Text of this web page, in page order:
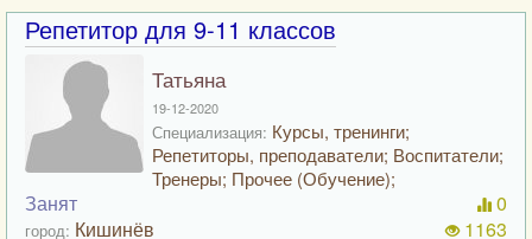
Репетитор для 9-11 классов
Татьяна
19-12-2020
Специализация: Курсы, тренинги;
Репетиторы, преподаватели; Воспитатели;
Тренеры; Прочее (Обучение);
Занят
город: Кишинёв
0
1163